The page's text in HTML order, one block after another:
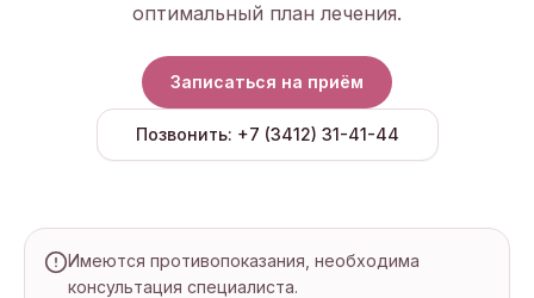
оптимальный план лечения.
Записаться на приём
Позвонить: +7 (3412) 31-41-44
Имеются противопоказания, необходима
консультация специалиста.